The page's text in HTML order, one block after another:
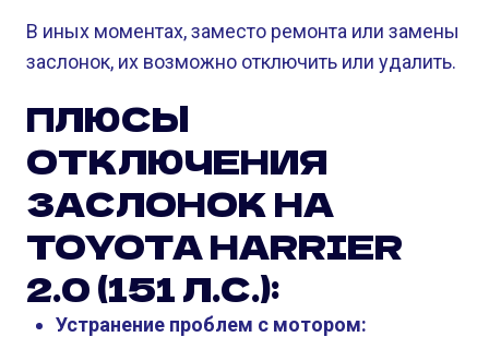
В иных моментах, заместо ремонта или замены
заслонок, их возможно отключить или удалить.
ПЛЮСЫ
ОТКЛЮЧЕНИЯ
ЗАСЛОНОК НА
TOYOTA HARRIER
2.0 (151 Л.С.):
Устранение проблем с мотором: